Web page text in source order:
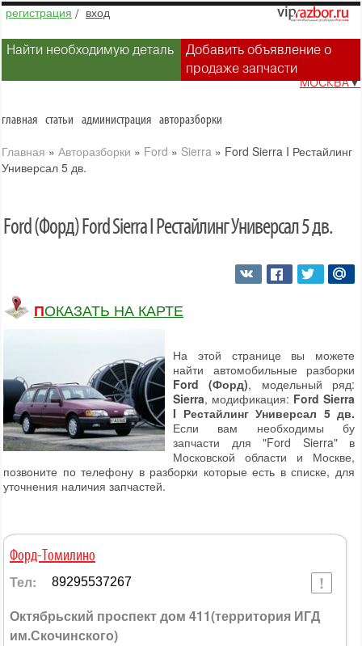
регистрация / вход
Найти необходимую деталь
Добавить объявление о
продаже запчасти
МОСКВА▼
главная статьи администрация авторазборки
Главная » Авторазборки » Ford » Sierra » Ford Sierra I Рестайлинг
Универсал 5 дв.
Ford (Форд) Ford Sierra I Рестайлинг Универсал 5 дв.
ПОКАЗАТЬ НА КАРТЕ
На этой странице вы можете
найти автомобильные разборки
Ford (Форд), модельный ряд:
Sierra, модификация: Ford Sierra
I Рестайлинг Универсал 5 дв.
Если вам необходимы бу
запчасти для "Ford Sierra" в
Московской области и Москве,
позвоните по телефону в разборки которые есть в списке, для
уточнения наличия запчастей.
Форд-Томилино
Тел: 89295537267
Октябрьский проспект дом 411(территория ИГД
им.Скочинского)